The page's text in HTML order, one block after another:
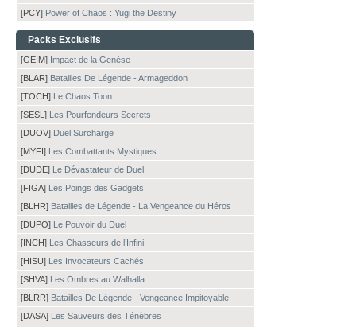
[PCY] Power of Chaos : Yugi the Destiny
Packs Exclusifs
[GEIM] Impact de la Genèse
[BLAR] Batailles De Légende - Armageddon
[TOCH] Le Chaos Toon
[SESL] Les Pourfendeurs Secrets
[DUOV] Duel Surcharge
[MYFI] Les Combattants Mystiques
[DUDE] Le Dévastateur de Duel
[FIGA] Les Poings des Gadgets
[BLHR] Batailles de Légende - La Vengeance du Héros
[DUPO] Le Pouvoir du Duel
[INCH] Les Chasseurs de l’Infini
[HISU] Les Invocateurs Cachés
[SHVA] Les Ombres au Walhalla
[BLRR] Batailles De Légende - Vengeance Impitoyable
[DASA] Les Sauveurs des Ténèbres